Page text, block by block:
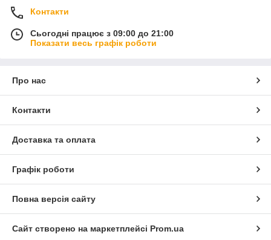
Контакти
Сьогодні працює з 09:00 до 21:00
Показати весь графік роботи
Про нас
Контакти
Доставка та оплата
Графік роботи
Повна версія сайту
Сайт створено на маркетплейсі Prom.ua